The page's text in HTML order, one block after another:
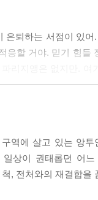
은퇴하는 서점이 있
응할 거야. 믿기 힘들
.”
남자로서 약속드리지
을 가까이 댔다.
역에 살고 있는 앙
상이 권태롭던 어
, 전처와의 재결합